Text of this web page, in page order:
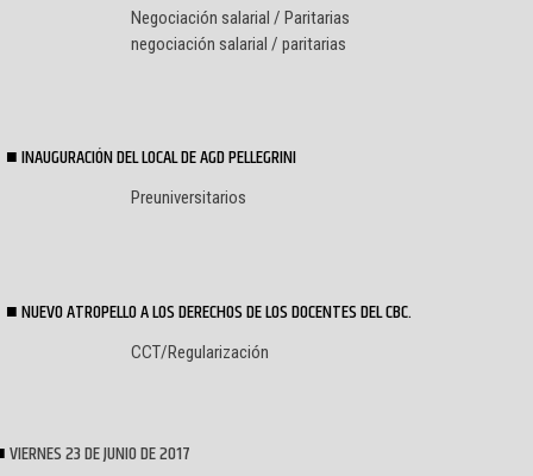
Negociación salarial / Paritarias
negociación salarial / paritarias
INAUGURACIÓN DEL LOCAL DE AGD PELLEGRINI
Preuniversitarios
NUEVO ATROPELLO A LOS DERECHOS DE LOS DOCENTES DEL CBC.
CCT/Regularización
VIERNES 23 DE JUNIO DE 2017